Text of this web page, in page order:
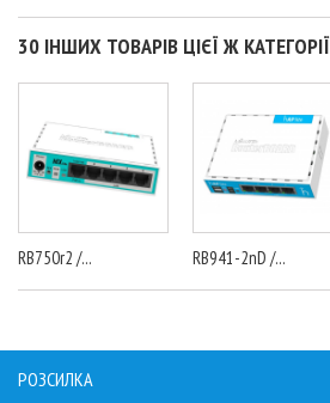
30 ІНШИХ ТОВАРІВ ЦІЄЇ Ж КАТЕГОРІЇ
RB750r2 /... RB941-2nD /...
РОЗСИЛКА